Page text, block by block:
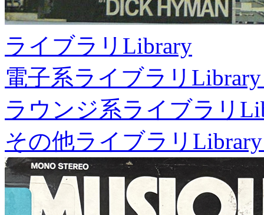
ライブラリ Library
電子系ライブラリ
ラウンジ系ライブラリ
その他ライブラリ